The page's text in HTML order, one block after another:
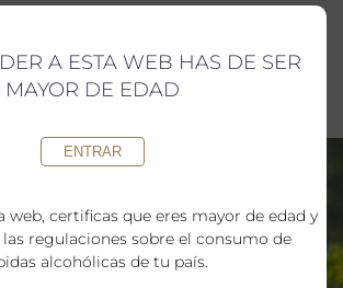
A ESTA WEB HAS DE SER
MAYOR DE EDAD
ENTRAR
web, certificas que eres mayor de edad y
regulaciones sobre el consumo de
alcohólicas de tu país.